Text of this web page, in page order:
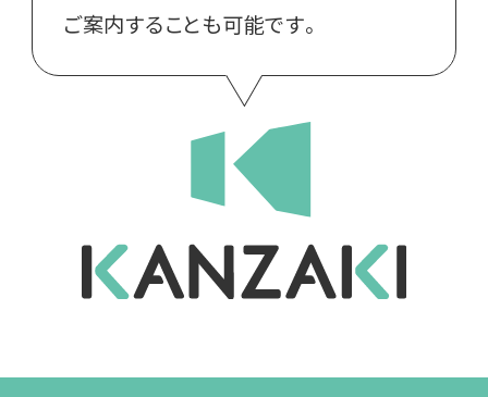
ご案内することも可能です。